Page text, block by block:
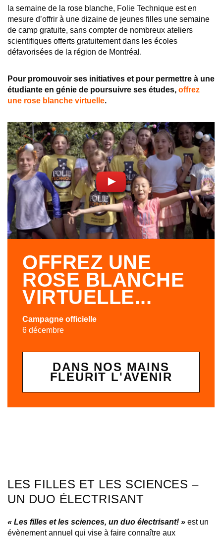
la semaine de la rose blanche, Folie Technique est en
mesure d’offrir à une dizaine de jeunes filles une semaine
de camp gratuite, sans compter de nombreux ateliers
scientifiques offerts gratuitement dans les écoles
défavorisées de la région de Montréal.
Pour promouvoir ses initiatives et pour permettre à une
étudiante en génie de poursuivre ses études, offrez
une rose blanche virtuelle.
OFFREZ UNE
ROSE BLANCHE
VIRTUELLE...
Campagne officielle
6 décembre
DANS NOS MAINS
FLEURIT L'AVENIR
LES FILLES ET LES SCIENCES –
UN DUO ÉLECTRISANT
« Les filles et les sciences, un duo électrisant! » est un
évènement annuel qui vise à faire connaître aux